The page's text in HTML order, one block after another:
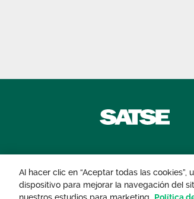
© 2026 Sindicato de
Al hacer clic en “Aceptar todas las
dispositivo para mejorar la navegación del